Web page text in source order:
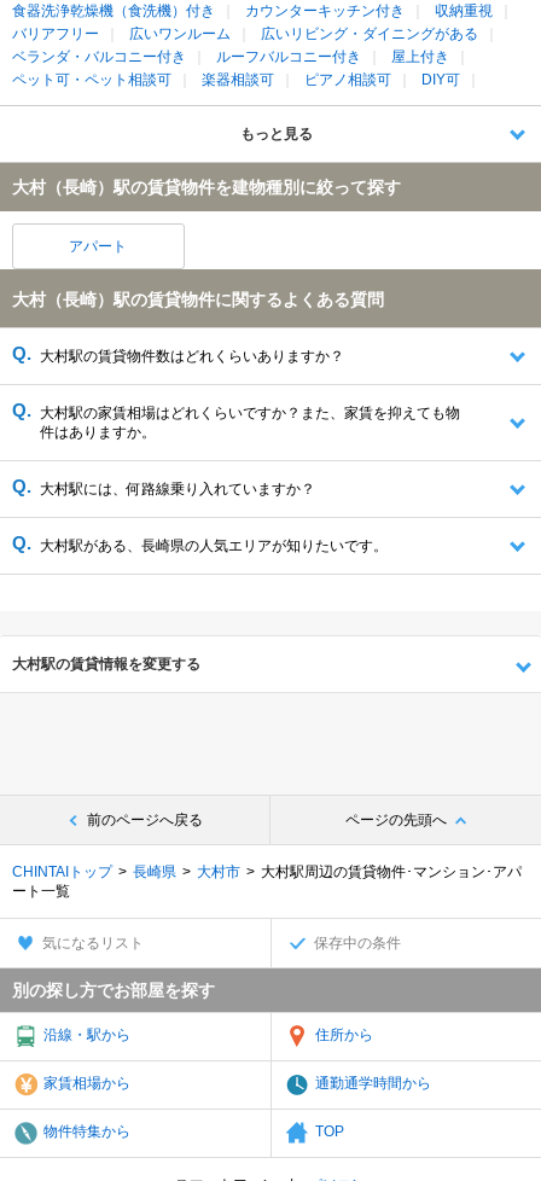
食器洗浄乾燥機（食洗機）付き
カウンターキッチン付き
収納重視
バリアフリー
広いワンルーム
広いリビング・ダイニングがある
ベランダ・バルコニー付き
ルーフバルコニー付き
屋上付き
ペット可・ペット相談可
楽器相談可 ピアノ相談可 DIY可
もっと見る
大村（長崎）駅の賃貸物件を建物種別に絞って探す
アパート
大村（長崎）駅の賃貸物件に関するよくある質問
大村駅の賃貸物件数はどれくらいありますか？
大村駅の家賃相場はどれくらいですか？また、家賃を抑えても物
件はありますか。
大村駅には、何路線乗り入れていますか？
大村駅がある、長崎県の人気エリアが知りたいです。
大村駅の賃貸情報を変更する
前のページへ戻る ページの先頭へ
CHINTAIトップ 長崎県 大村市
大村駅周辺の賃貸物件･マンション･アパ
ート一覧
気になるリスト 保存中の条件
別の探し方でお部屋を探す
沿線・駅から 住所から
家賃相場から 通勤通学時間から
物件特集から TOP